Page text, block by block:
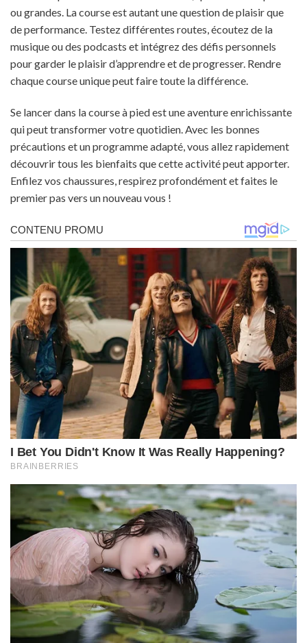
ou grandes. La course est autant une question de plaisir que
de performance. Testez différentes routes, écoutez de la
musique ou des podcasts et intégrez des défis personnels
pour garder le plaisir d’apprendre et de progresser. Rendre
chaque course unique peut faire toute la différence.
Se lancer dans la course à pied est une aventure enrichissante
qui peut transformer votre quotidien. Avec les bonnes
précautions et un programme adapté, vous allez rapidement
découvrir tous les bienfaits que cette activité peut apporter.
Enfilez vos chaussures, respirez profondément et faites le
premier pas vers un nouveau vous !